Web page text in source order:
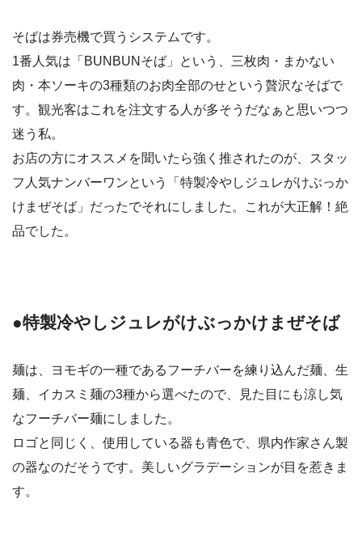
そばは券売機で買うシステムです。
1番人気は「BUNBUNそば」という、三枚肉・まかない
肉・本ソーキの3種類のお肉全部のせという贅沢なそばで
す。観光客はこれを注文する人が多そうだなぁと思いつつ
迷う私。
お店の方にオススメを聞いたら強く推されたのが、スタッ
フ人気ナンバーワンという「特製冷やしジュレがけぶっか
けまぜそば」だったでそれにしました。これが大正解！絶
品でした。
●特製冷やしジュレがけぶっかけまぜそば
麺は、ヨモギの一種であるフーチバーを練り込んだ麺、生
麺、イカスミ麺の3種から選べたので、見た目にも涼し気
なフーチバー麺にしました。
ロゴと同じく、使用している器も青色で、県内作家さん製
の器なのだそうです。美しいグラデーションが目を惹きま
す。